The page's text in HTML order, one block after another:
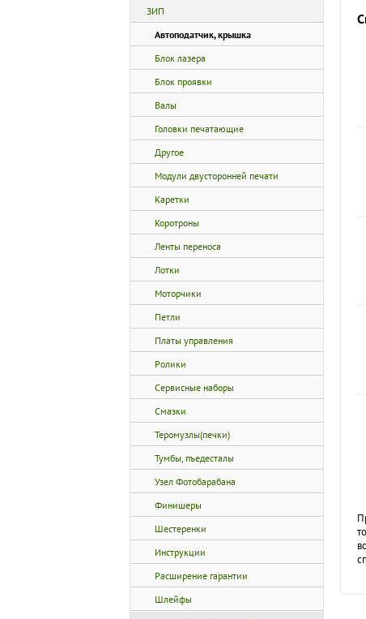
ЗИП
Автоподатчик, крышка
Блок лазера
Блок проявки
Валы
Головки печатающие
Другое
Модули двусторонней печати
Каретки
Коротроны
Ленты переноса
Лотки
Моторчики
Петли
Платы управления
Ролики
Сервисные наборы
Смазки
Теромузлы(печки)
Тумбы, пъедесталы
Узел Фотобарабана
Финишеры
Шестеренки
Инструкции
Расширение гарантии
Шлейфы